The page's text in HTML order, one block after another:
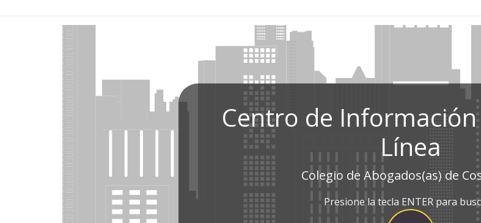
Centro de Información
Línea
Colegio de Abogados(as) de
Presione la tecla ENTER para